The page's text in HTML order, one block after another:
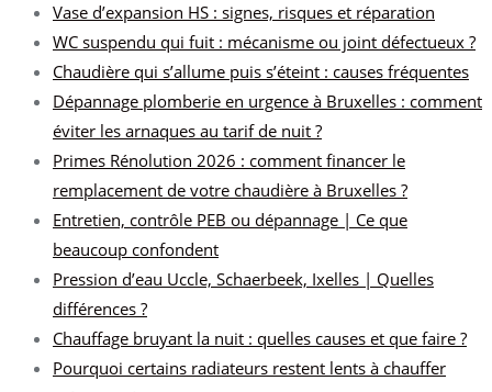
Vase d’expansion HS : signes, risques et réparation
WC suspendu qui fuit : mécanisme ou joint défectueux ?
Chaudière qui s’allume puis s’éteint : causes fréquentes
Dépannage plomberie en urgence à Bruxelles : comment
éviter les arnaques au tarif de nuit ?
Primes Rénolution 2026 : comment financer le
remplacement de votre chaudière à Bruxelles ?
Entretien, contrôle PEB ou dépannage | Ce que
beaucoup confondent
Pression d’eau Uccle, Schaerbeek, Ixelles | Quelles
différences ?
Chauffage bruyant la nuit : quelles causes et que faire ?
Pourquoi certains radiateurs restent lents à chauffer